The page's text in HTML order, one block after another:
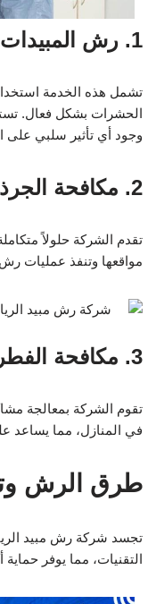
1. رش المبيدات الحشرية
تشمل هذه الخدمة
الحشرات بشكل فعال.
وجود أي تأثير سلبي على
2. مكافحة الجرذان
تقدم الشركة حلولاً
مواقعها وتنفذ عمليات
3. مكافحة الفطريات والعفن
تقوم الشركة بمعالجة
في المنازل، مما يساعد
طرق الرش
تجسد شركة رش مبيد
التقنيات، مما يوفر